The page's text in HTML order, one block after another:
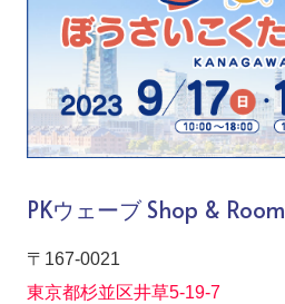
PKウェーブ Shop & Room
〒167-0021
東京都杉並区井草5-19-7